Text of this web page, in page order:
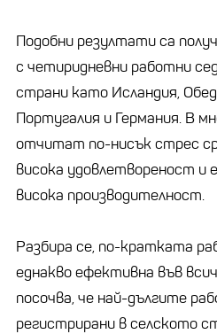
Подобни резултати са
с четиридневни работни
страни като Исландия,
Португалия и Германия. В
отчитат по-нисък стрес
висока удовлетвореност и
висока производителност.
Разбира се, по-кратката
еднакво ефективна във
посочва, че най-дългите
регистрирани в селското